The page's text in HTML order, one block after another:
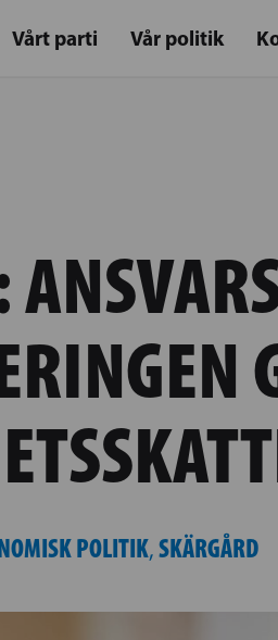
Vårt parti Vår politik
POLITIK,SKÄRGÅRD